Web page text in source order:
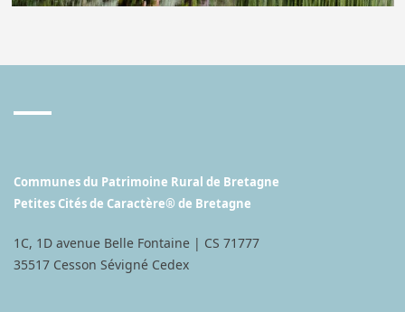
Communes du Patrimoine Rural de Bretagne
Petites Cités de Caractère® de Bretagne
1C, 1D avenue Belle Fontaine | CS 71777
35517 Cesson Sévigné Cedex